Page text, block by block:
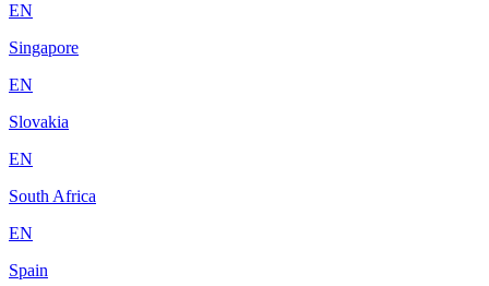
EN
Singapore
EN
Slovakia
EN
South Africa
EN
Spain